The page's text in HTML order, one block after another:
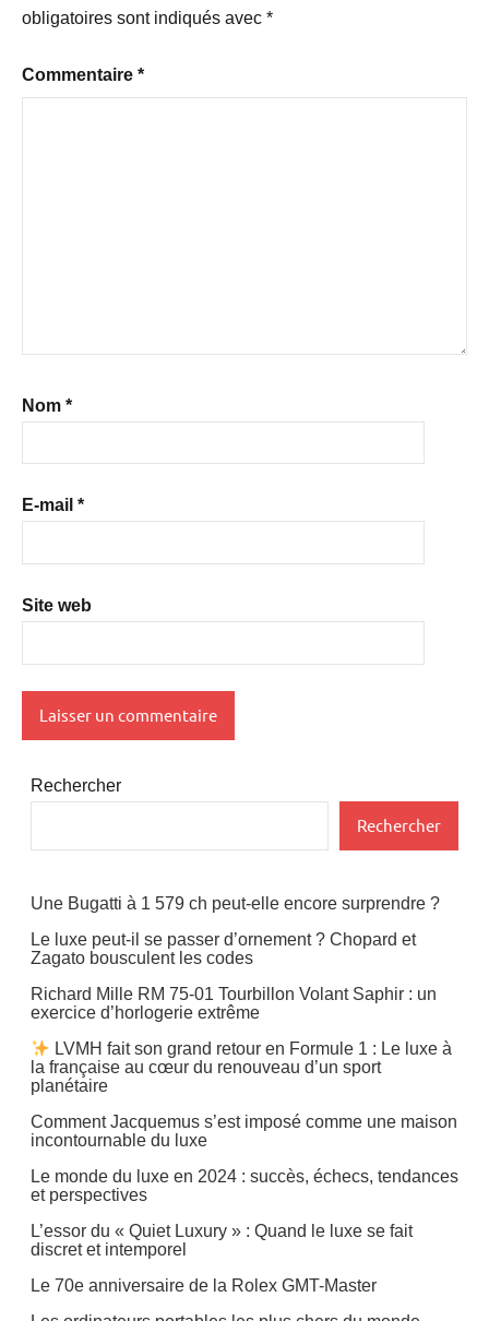
obligatoires sont indiqués avec *
Commentaire *
Nom *
E-mail *
Site web
Rechercher
Rechercher
Une Bugatti à 1 579 ch peut-elle encore surprendre ?
Le luxe peut-il se passer d’ornement ? Chopard et
Zagato bousculent les codes
Richard Mille RM 75-01 Tourbillon Volant Saphir : un
exercice d’horlogerie extrême
LVMH fait son grand retour en Formule 1 : Le luxe à
la française au cœur du renouveau d’un sport
planétaire
Comment Jacquemus s’est imposé comme une maison
incontournable du luxe
Le monde du luxe en 2024 : succès, échecs, tendances
et perspectives
L’essor du « Quiet Luxury » : Quand le luxe se fait
discret et intemporel
Le 70e anniversaire de la Rolex GMT-Master